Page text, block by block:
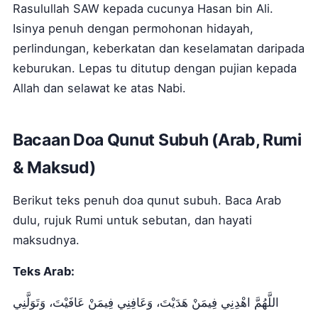
Rasulullah SAW kepada cucunya Hasan bin Ali.
Isinya penuh dengan permohonan hidayah,
perlindungan, keberkatan dan keselamatan daripada
keburukan. Lepas tu ditutup dengan pujian kepada
Allah dan selawat ke atas Nabi.
Bacaan Doa Qunut Subuh (Arab, Rumi
& Maksud)
Berikut teks penuh doa qunut subuh. Baca Arab
dulu, rujuk Rumi untuk sebutan, dan hayati
maksudnya.
Teks Arab:
اللَّهُمَّ اهْدِنِي فِيمَنْ هَدَيْتَ، وَعَافِنِي فِيمَنْ عَافَيْتَ، وَتَوَلَّنِي